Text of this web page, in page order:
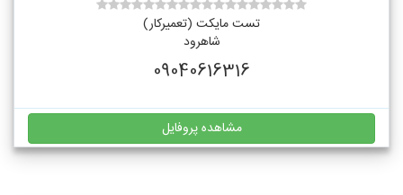
تست مایکت (تعمیرکار)
شاهرود
09040616316
مشاهده پروفایل